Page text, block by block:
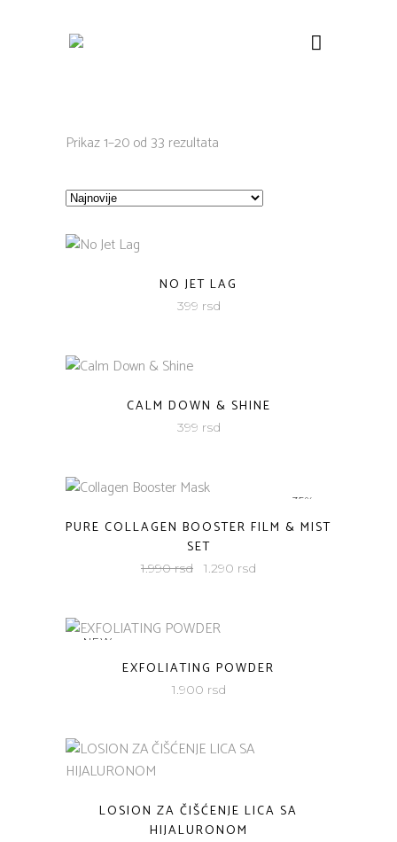
Prikaz 1–20 od 33 rezultata
NO JET LAG
399 rsd
CALM DOWN & SHINE
399 rsd
-35%
PURE COLLAGEN BOOSTER FILM & MIST
SET
1.990rsd
Originalna
bila:
1.290 rsd
NEW
EXFOLIATING POWDER
1.900 rsd
LOSION ZA ČIŠĆENJE LICA SA
HIJALURONOM